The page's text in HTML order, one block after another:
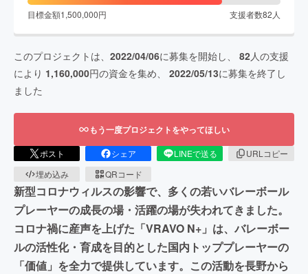
目標金額1,500,000円 支援者数82 人
このプロジェクトは、 2022/04/06に募集を開始し、 82人の支援
により 1,160,000円の資金を集め、 2022/05/13に募集を終了し
ました
もう一度プロジェクトをやってほしい
ポスト シェア LINEで送る
URLコピー
埋め込み
QRコード
新型コロナウィルスの影響で、多くの若いバレーボール
プレーヤーの成長の場・活躍の場が失われてきました。
コロナ禍に産声を上げた「VRAVO N+」は、バレーボー
ルの活性化・育成を目的とした国内トッププレーヤーの
「価値」を全力で提供しています。この活動を長野から